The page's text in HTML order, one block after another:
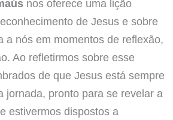
nos oferece uma lição
de Jesus e sobre
a nós em momentos de reflexão,
Ao refletirmos sobre esse
de que Jesus está sempre
jornada, pronto para se revelar a
estivermos dispostos a